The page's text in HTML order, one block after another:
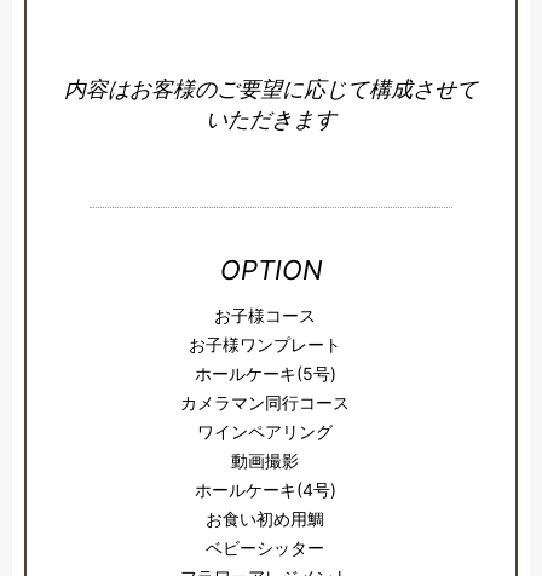
内容はお客様のご要望に応じて構成させて
いただきます
OPTION
お子様コース
お子様ワンプレート
ホールケーキ(5号)
カメラマン同行コース
ワインペアリング
動画撮影
ホールケーキ(4号)
お食い初め用鯛
ベビーシッター